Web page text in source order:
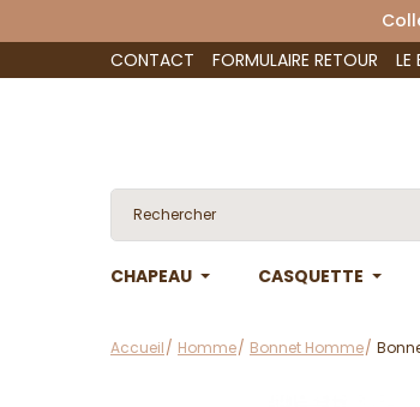
CONTACT
FORMULAIRE RETOUR LE
CHAPEAU CASQUETTE
Accueil Homme Bonnet Homme